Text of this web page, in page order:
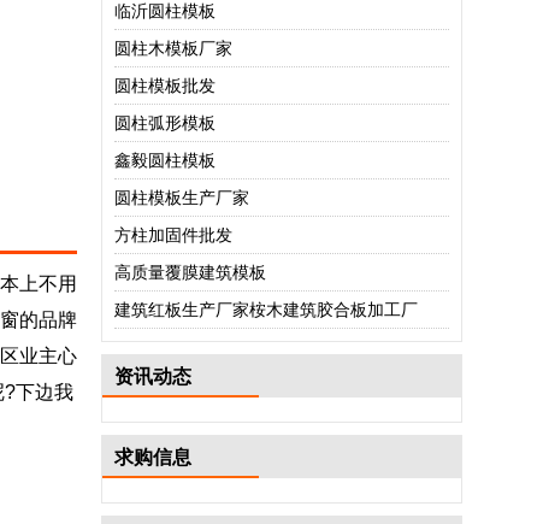
上不用
的品牌
业主心
?下边我
临沂圆柱模板
圆柱木模板厂家
圆柱模板批发
圆柱弧形模板
鑫毅圆柱模板
圆柱模板生产厂家
方柱加固件批发
高质量覆膜建筑模板
建筑红板生产厂家桉木建筑胶合板加工厂
资讯动态
求购信息